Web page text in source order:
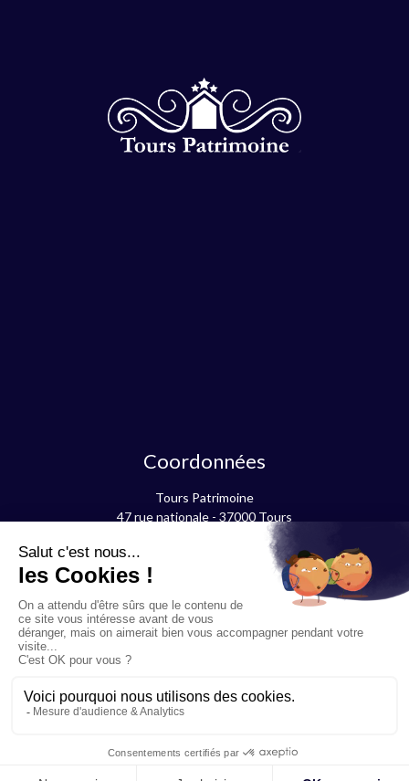
Coordonnées
Tours Patrimoine
47 rue nationale - 37000 Tours
contact@tourspatrimoine.com